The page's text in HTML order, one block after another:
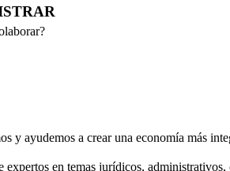
y ayudemos a crear una economía más
expertos en temas jurídicos, administrativos,